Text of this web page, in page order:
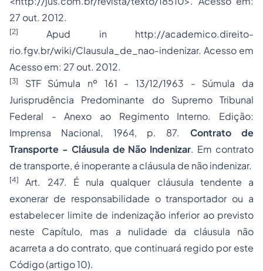
27 out. 2012.
[2]
Apud in http://academico.direito-
rio.fgv.br/wiki/Clausula_de_nao-indenizar. Acesso em
Acesso em: 27 out. 2012.
[3]
STF Súmula nº 161 - 13/12/1963 - Súmula da
Jurisprudência Predominante do Supremo Tribunal
Federal - Anexo ao Regimento Interno. Edição:
Imprensa Nacional, 1964, p. 87. Contrato de
Transporte - Cláusula de Não Indenizar. Em contrato
de transporte, é inoperante a cláusula de não indenizar.
[4]
Art. 247. É nula qualquer cláusula tendente a
exonerar de responsabilidade o transportador ou a
estabelecer limite de indenização inferior ao previsto
neste Capítulo, mas a nulidade da cláusula não
acarreta a do contrato, que continuará regido por este
Código (artigo 10).